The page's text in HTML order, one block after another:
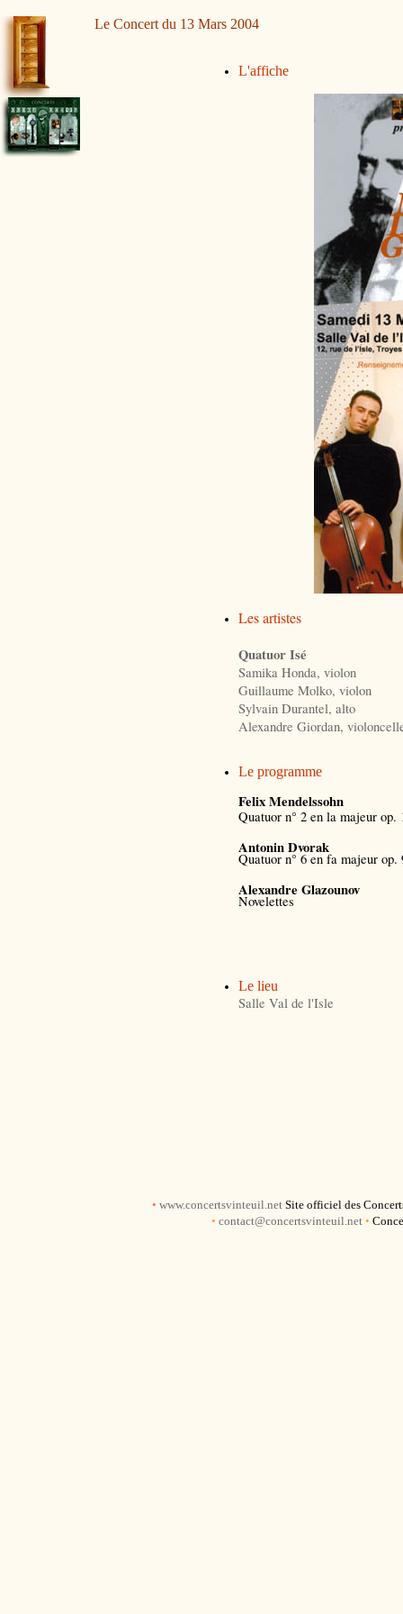
Le Concert du 13 Mars 2004
L'affiche
Les artistes
Quatuor Isé
Samika Honda, violon
Guillaume Molko, violon
Sylvain Durantel, alto
Alexandre Giordan,
Le programme
Felix Mendelssohn
Quatuor n° 2 en la majeur op.
Antonin Dvorak
Quatuor n° 6 en fa majeur
Alexandre Glazounov
Novelettes
Le lieu
Salle Val de l'Isle
• www.concertsvinteuil.net Site officiel des
• contact@concertsvinteuil.net •